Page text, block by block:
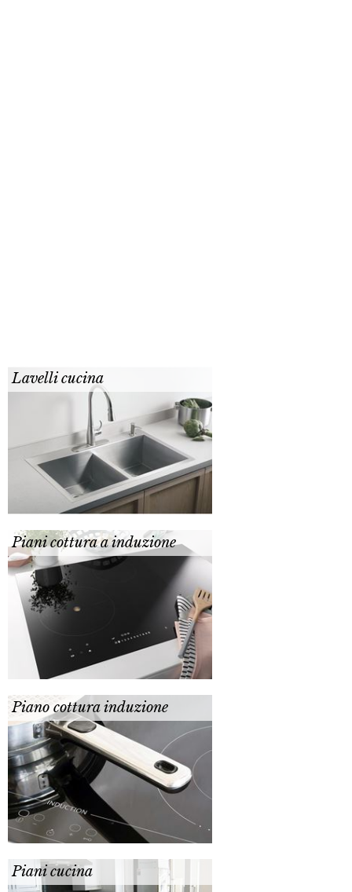
Lavelli cucina
Piani cottura a induzione
Piano cottura induzione
Piani cucina